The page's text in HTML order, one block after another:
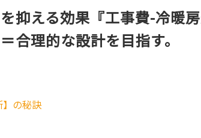
抑える効果『工事費-冷暖
合理的な設計を目指す。
】の秘訣